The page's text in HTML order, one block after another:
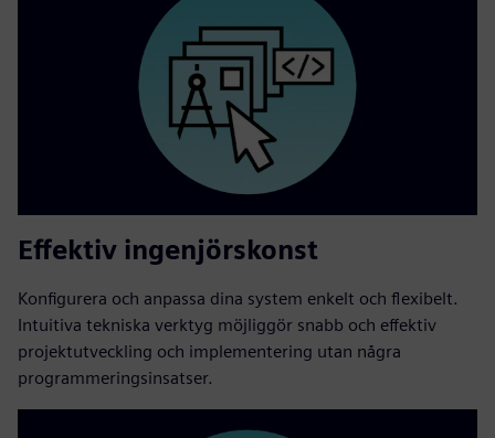
Effektiv ingenjörskonst
Konfigurera och anpassa dina system enkelt och flexibelt.
Intuitiva tekniska verktyg möjliggör snabb och effektiv
projektutveckling och implementering utan några
programmeringsinsatser.